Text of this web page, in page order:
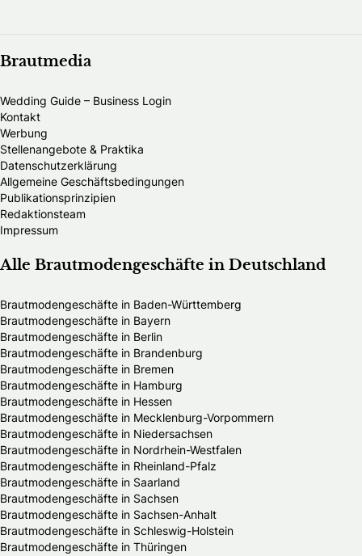
Brautmedia
Wedding Guide – Business Login
Kontakt
Werbung
Stellenangebote & Praktika
Datenschutzerklärung
Allgemeine Geschäftsbedingungen
Publikationsprinzipien
Redaktionsteam
Impressum
Alle Brautmodengeschäfte in Deutschland
Brautmodengeschäfte in Baden-Württemberg
Brautmodengeschäfte in Bayern
Brautmodengeschäfte in Berlin
Brautmodengeschäfte in Brandenburg
Brautmodengeschäfte in Bremen
Brautmodengeschäfte in Hamburg
Brautmodengeschäfte in Hessen
Brautmodengeschäfte in Mecklenburg-Vorpommern
Brautmodengeschäfte in Niedersachsen
Brautmodengeschäfte in Nordrhein-Westfalen
Brautmodengeschäfte in Rheinland-Pfalz
Brautmodengeschäfte in Saarland
Brautmodengeschäfte in Sachsen
Brautmodengeschäfte in Sachsen-Anhalt
Brautmodengeschäfte in Schleswig-Holstein
Brautmodengeschäfte in Thüringen